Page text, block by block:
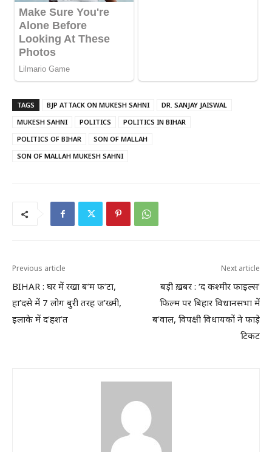
TAGS BJP ATTACK ON MUKESH SAHNI
DR. SANJAY JAISWAL
MUKESH SAHNI
POLITICS
POLITICS IN BIHAR
POLITICS OF BIHAR
SON OF MALLAH
SON OF MALLAH MUKESH SAHNI
Previous article
BIHAR : घर में रखा ब’म फ’टा,
हा’दसे में 7 लोग बुरी तरह ज’ख्मी,
इलाके में द’हश’त
Next article
बड़ी ख़बर : ‘द कश्मीर फाइल्स’
फिल्म पर बिहार विधानसभा में
ब’वाल, विपक्षी विधायकों ने फाड़े
टिकट